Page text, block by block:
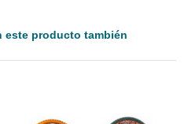
este producto también